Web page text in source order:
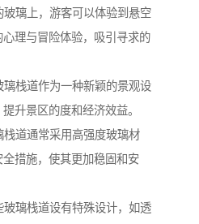
璃上，游客可以体验到悬空
理与冒险体验，吸引寻求的
栈道作为一种新颖的景观设
升景区的度和经济效益。
道通常采用高强度玻璃材
措施，使其更加稳固和安
璃栈道设有特殊设计，如透